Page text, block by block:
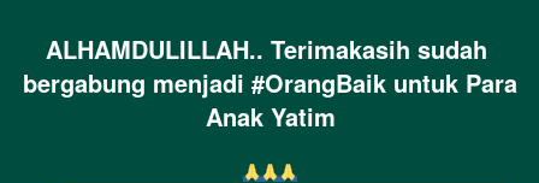
ALHAMDULILLAH.. Terimakasih sudah
bergabung menjadi #OrangBaik untuk Para
Anak Yatim